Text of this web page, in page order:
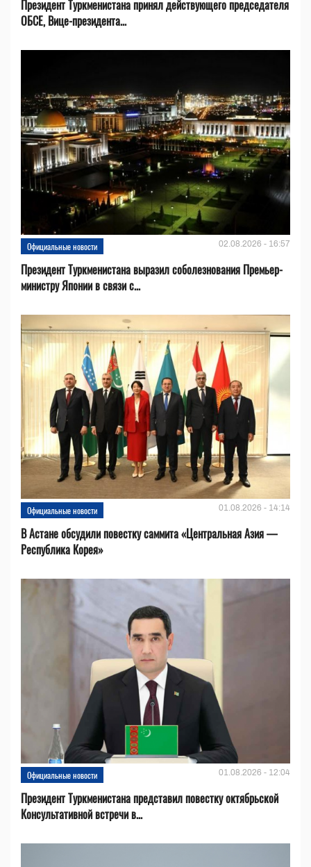
Президент Туркменистана принял действующего председателя
ОБСЕ, Вице-президента...
Официальные новости 02.08.2026 - 16:57
Президент Туркменистана выразил соболезнования Премьер-
министру Японии в связи с...
Официальные новости 01.08.2026 - 14:14
В Астане обсудили повестку саммита «Центральная Азия —
Республика Корея»
Официальные новости 01.08.2026 - 12:04
Президент Туркменистана представил повестку октябрьской
Консультативной встречи в...